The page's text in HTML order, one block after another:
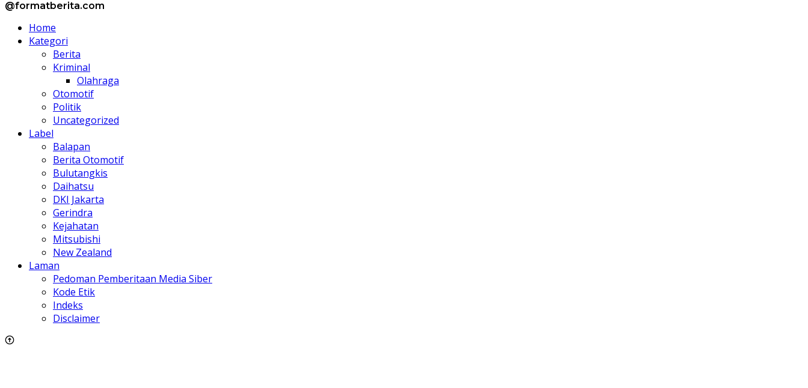
@formatberita.com
Home
Kategori
Berita
Kriminal
Olahraga
Otomotif
Politik
Uncategorized
Label
Balapan
Berita Otomotif
Bulutangkis
Daihatsu
DKI Jakarta
Gerindra
Kejahatan
Mitsubishi
New Zealand
Laman
Pedoman Pemberitaan Media Siber
Kode Etik
Indeks
Disclaimer